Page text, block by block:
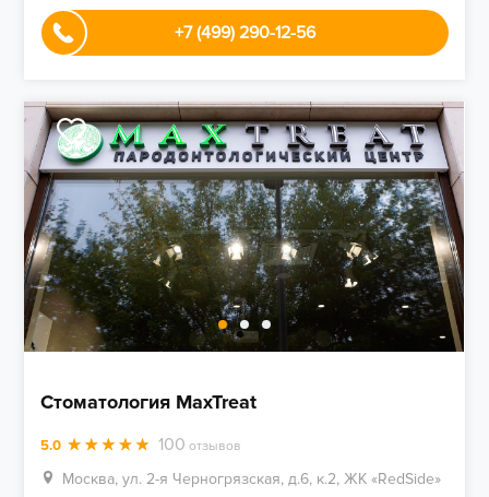
+7 (499) 290-12-56
Стоматология MaxTreat
5.0 100 отзывов
Москва, ул. 2-я Черногрязская, д.6, к.2, ЖК «RedSide»